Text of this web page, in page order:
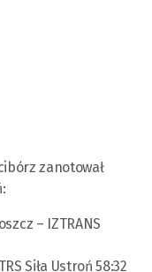
zanotował
– IZTRANS
Siła Ustroń 58:32